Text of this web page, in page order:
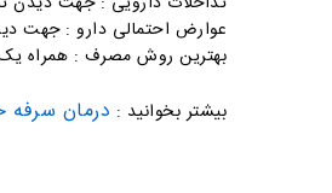
عوارض احتمالی دارو : جهت
بهترین روش مصرف : همراه
بیشتر بخوانید : درمان